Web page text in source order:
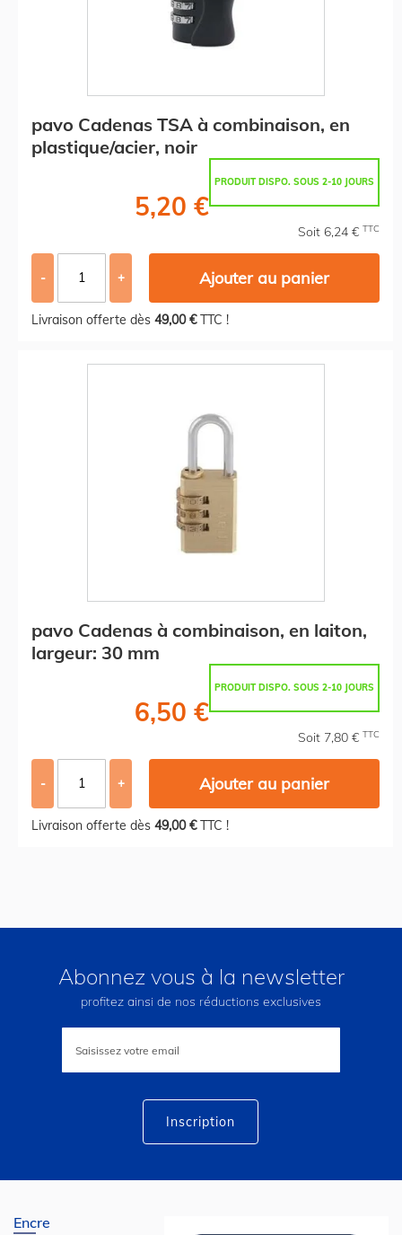
pavo Cadenas TSA à combinaison, en
plastique/acier, noir
PRODUIT DISPO. SOUS 2-10 JOURS
5,20 €
Soit 6,24 € TTC
- + Ajouter au panier
Livraison offerte dès 49,00 €TTC !
pavo Cadenas à combinaison, en laiton,
largeur: 30 mm
PRODUIT DISPO. SOUS 2-10 JOURS
6,50 €
Soit 7,80 € TTC
- + Ajouter au panier
Livraison offerte dès 49,00 €TTC !
Abonnez vous à la newsletter
profitez ainsi de nos réductions exclusives
lettre
Inscription
Encre